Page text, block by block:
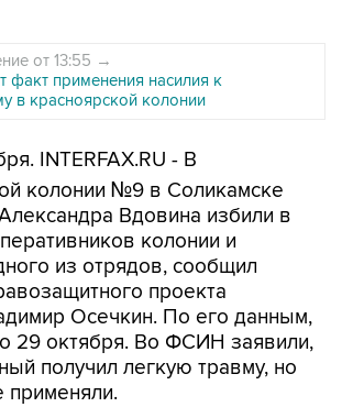
от 13:55 →
факт применения насилия к
в красноярской колонии
INTERFAX.RU - В
колонии №9 в Соликамске
Вдовина избили в
колонии и
из отрядов, сообщил
проекта
Осечкин. По его данным,
29 октября. Во ФСИН заявили,
получил легкую травму, но
применяли.